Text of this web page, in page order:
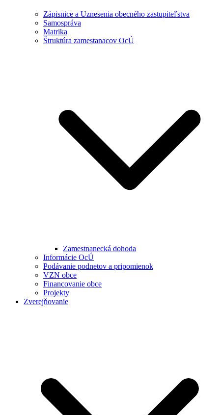
Zápisnice a Uznesenia obecného zastupiteľstva
Samospráva
Matrika
Štruktúra zamestanacov OcÚ
Zamestnanecká dohoda
Informácie OcÚ
Podávanie podnetov a pripomienok
VZN obce
Financovanie obce
Projekty
Zverejňovanie